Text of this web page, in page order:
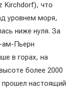
Kirchdorf), что
уровнем моря,
ниже нуля. За
ам-Пьерн
в горах, на
более 2000
прошел настоящий